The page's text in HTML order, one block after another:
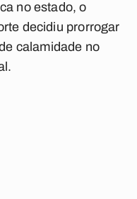
no estado, o
decidiu prorrogar
calamidade no